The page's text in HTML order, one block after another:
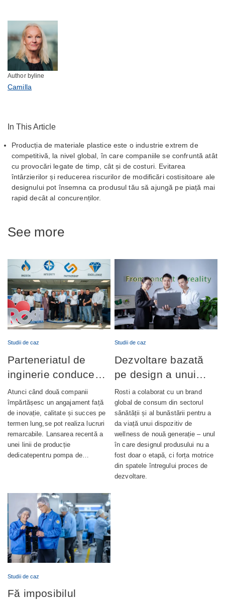
Author byline
Camilla
In This Article
Producția de materiale plastice este o industrie extrem de
competitivă, la nivel global, în care companiile se confruntă atât
cu provocări legate de timp, cât și de costuri. Evitarea
întârzierilor și reducerea riscurilor de modificări costisitoare ale
designului pot însemna ca produsul tău să ajungă pe piață mai
rapid decât al concurenților.
See more
Studii de caz
Parteneriatul de
inginerie conduce
lansarea cu succes
a producției de
pompe de ungere
automată
Atunci când două companii
împărtășesc un angajament față
de inovație, calitate și succes pe
termen lung,se pot realiza lucruri
remarcabile. Lansarea recentă a
unei linii de producție
dedicatepentru pompa de…
Studii de caz
Dezvoltare bazată
pe design a unui
dispozitiv de
wellness complet
integrat
Rosti a colaborat cu un brand
global de consum din sectorul
sănătății și al bunăstării pentru a
da viață unui dispozitiv de
wellness de nouă generație – unul
în care designul produsului nu a
fost doar o etapă, ci forța motrice
din spatele întregului proces de
dezvoltare.
Studii de caz
Fă imposibilul